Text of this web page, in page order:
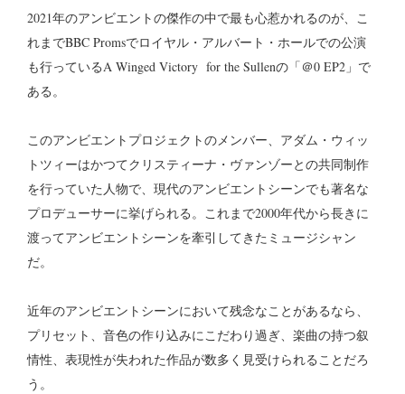
2021年のアンビエントの傑作の中で最も心惹かれるのが、こ
れまでBBC Promsでロイヤル・アルバート・ホールでの公演
も行っているA Winged Victory for the Sullenの「＠0 EP2」で
ある。
このアンビエントプロジェクトのメンバー、アダム・ウィッ
トツィーはかつてクリスティーナ・ヴァンゾーとの共同制作
を行っていた人物で、現代のアンビエントシーンでも著名な
プロデューサーに挙げられる。これまで2000年代から長きに
渡ってアンビエントシーンを牽引してきたミュージシャン
だ。
近年のアンビエントシーンにおいて残念なことがあるなら、
プリセット、音色の作り込みにこだわり過ぎ、楽曲の持つ叙
情性、表現性が失われた作品が数多く見受けられることだろ
う。